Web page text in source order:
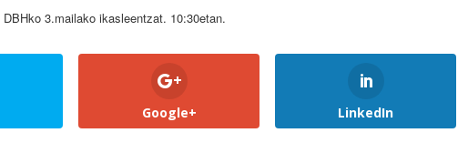
3.mailako ikasleentzat. 10:30etan.
Google+ LinkedIn